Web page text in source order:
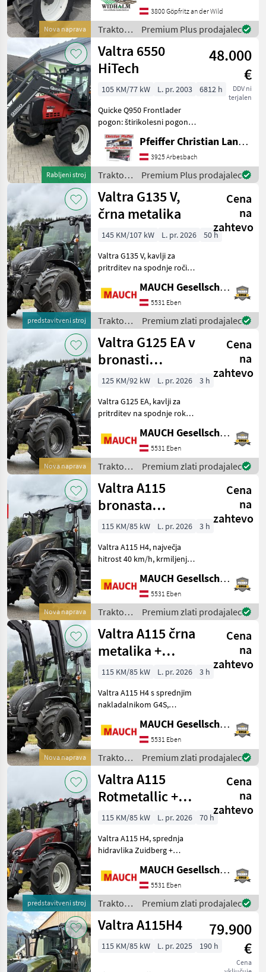
Nova naprava
Olivgrünmetallic, große
Lichtmaschine,
Motorvorwärmung,
Sitzheizung, hydr. Anhän
3800 Göpfritz an der Wild
Traktor /
Valtra
Premium Plus prodajalec
Rabljeni stroj
Valtra 6550
HiTech
48.000
€
DDV ni
terjalen
105 KM/77 kW L. pr. 2003
6812 h
Quicke Q950 Frontlader
pogon: štirikolesni pogon,
Prestave pod
obremenitvijo, platforma:
kabina, število vrtljajev
kardanske gredi: 540/1000,
največja hitrost v km/h: 40
Pfeiffer Christian Landtechnik
3925 Arbesbach
Traktor /
Valtra
Premium Plus prodajalec
predstavitveni stroj
Valtra G135 V,
črna metalika
Cena
na
zahtevo
145 KM/107 kW L. pr. 2026
50 h
Valtra G135 V, kavlji za
pritrditev na spodnje ročice
nastavljive spodnje ročice,
mehanske stranske opore
spodnjih ročic,
predgrevanje motorja
MAUCH Gesellschaft m.b.H. & Co.KG, Eben
5531 Eben
Traktor /
Valtra
Premium zlati prodajalec
Nova naprava
Valtra G125 EA v
bronasti
metaliki
Cena
na
zahtevo
125 KM/92 kW L. pr. 2026
3 h
Valtra G125 EA, kavlji za
pritrditev na spodnje roke
nastavljive spodnje roke,
mehanske stranske opore
spodnjih rok,
predogrevanje motorja, vz
MAUCH Gesellschaft m.b.H. & Co.KG, Eben
5531 Eben
Traktor /
Valtra
Premium zlati prodajalec
Nova naprava
Valtra A115
bronasta
metalika
Cena
na
zahtevo
115 KM/85 kW L. pr. 2026
3 h
Valtra A115 H4, največja
hitrost 40 km/h, krmiljenje
nastavljivi spodnji ročaji,
predgretje motorja, pogon
na vsa kolesa (4WD) z
blokado difere
MAUCH Gesellschaft m.b.H. & Co.KG, Eben
5531 Eben
Traktor /
Valtra
Premium zlati prodajalec
Nova naprava
Valtra A115 črna
metalika +
sprednji
nakladalnik G4S
Cena
na
zahtevo
115 KM/85 kW L. pr. 2026
3 h
Valtra A115 H4 s sprednjim
nakladalnikom G4S,
konzolami, pritrdilnim
okvirjem EURO, sistemom
Softdrive + Selecto 3 +
hidravlično Zaklepanje
MAUCH Gesellschaft m.b.H. & Co.KG, Eben
5531 Eben
Traktor /
Valtra
Premium zlati prodajalec
predstavitveni stroj
Valtra A115
Rotmetallic +
FH+FZW
Cena
na
zahtevo
115 KM/85 kW L. pr. 2026
70 h
Valtra A115 H4, sprednja
hidravlika Zuidberg +
največja hitrost 40 km/h,
krmiljenje dvigala EHR,
mehansko nastavljivi
spodnji ročaji, predg
MAUCH Gesellschaft m.b.H. & Co.KG, Eben
5531 Eben
Traktor /
Valtra
Premium zlati prodajalec
Valtra A115H4
79.900
€
Cena
115 KM/85 kW L. pr. 2025 190 h